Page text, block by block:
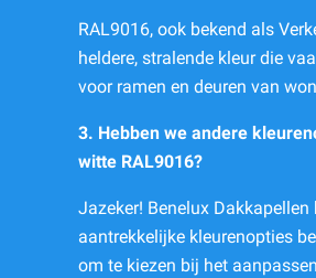
RAL9016, ook bekend als
heldere, stralende kleur die
voor ramen en deuren van
3. Hebben we andere
witte RAL9016?
Jazeker! Benelux Dakkapellen
aantrekkelijke kleurenopties
om te kiezen bij het